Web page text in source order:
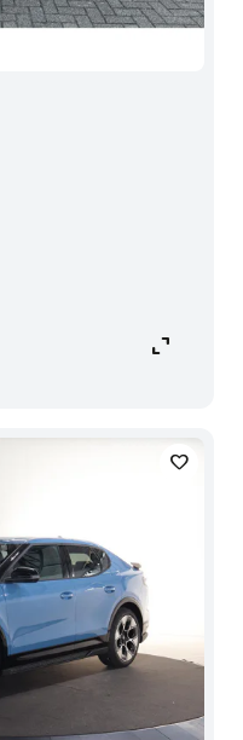
expand_content
favorite